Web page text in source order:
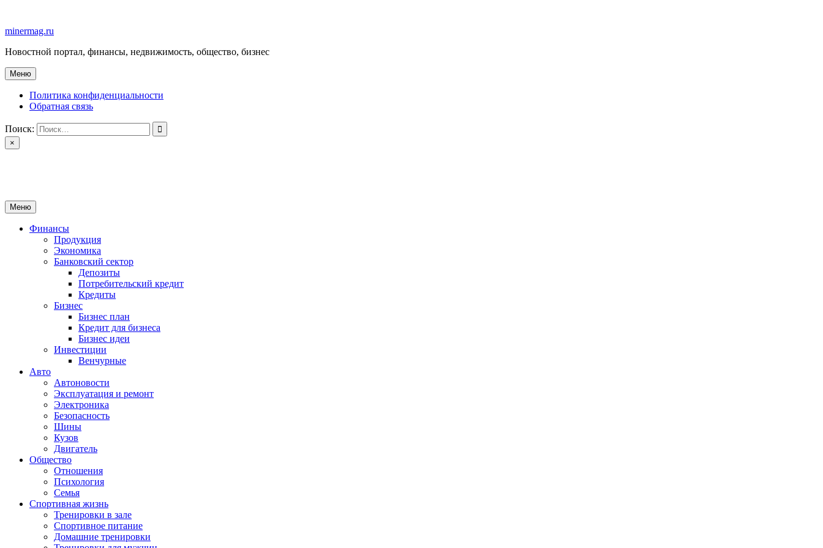
содержимому
minermag.ru
Новостной портал, финансы, недвижимость, общество, бизнес
Меню
Политика конфиденциальности
Обратная связь
Поиск:
×
Меню
Финансы
Продукция
Экономика
Банковский сектор
Депозиты
Потребительский кредит
Кредиты
Бизнес
Бизнес план
Кредит для бизнеса
Бизнес идеи
Инвестиции
Венчурные
Авто
Автоновости
Эксплуатация и ремонт
Электроника
Безопасность
Шины
Кузов
Двигатель
Общество
Отношения
Психология
Семья
Спортивная жизнь
Тренировки в зале
Спортивное питание
Домашние тренировки